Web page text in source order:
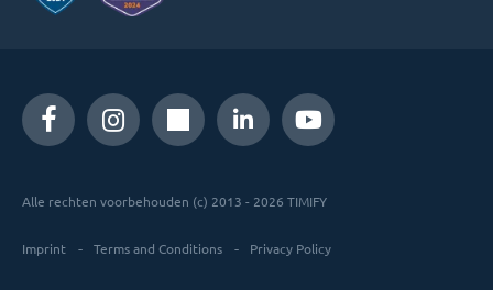
Alle rechten voorbehouden (c) 2013 - 2026 TIMIFY
Imprint Terms and Conditions Privacy Policy